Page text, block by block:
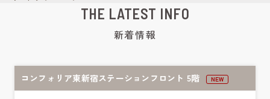
THE LATEST INFO
新着情報
コンフォリア東新宿ステーションフロント 5階 NEW